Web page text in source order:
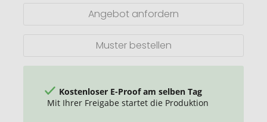
Angebot anfordern
Muster bestellen
Kostenloser E-Proof am selben Tag
Mit Ihrer Freigabe startet die Produktion